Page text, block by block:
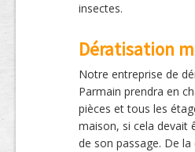
insectes.
Dératisation
Notre entreprise de
Parmain prendra en
pièces et tous les
maison, si cela devait
de son passage. De la